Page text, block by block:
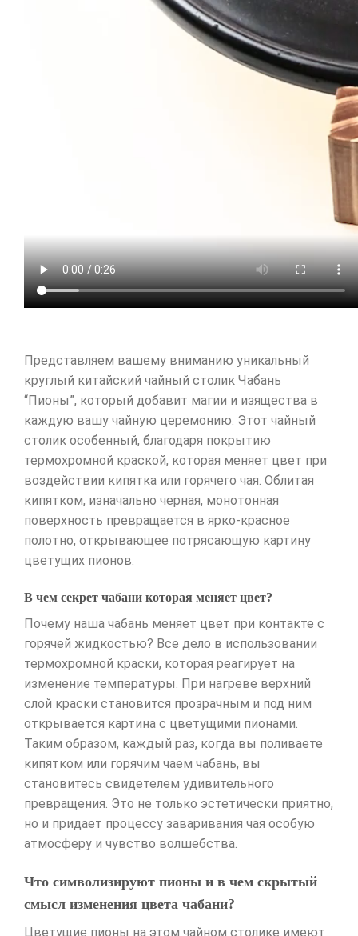
Представляем вашему вниманию уникальный
круглый китайский чайный столик Чабань
“Пионы”, который добавит магии и изящества в
каждую вашу чайную церемонию. Этот чайный
столик особенный, благодаря покрытию
термохромной краской, которая меняет цвет при
воздействии кипятка или горячего чая. Облитая
кипятком, изначально черная, монотонная
поверхность превращается в ярко-красное
полотно, открывающее потрясающую картину
цветущих пионов.
В чем секрет чабани которая меняет цвет?
Почему наша чабань меняет цвет при контакте с
горячей жидкостью? Все дело в использовании
термохромной краски, которая реагирует на
изменение температуры. При нагреве верхний
слой краски становится прозрачным и под ним
открывается картина с цветущими пионами.
Таким образом, каждый раз, когда вы поливаете
кипятком или горячим чаем чабань, вы
становитесь свидетелем удивительного
превращения. Это не только эстетически приятно,
но и придает процессу заваривания чая особую
атмосферу и чувство волшебства.
Что символизируют пионы и в чем скрытый
смысл изменения цвета чабани?
Цветущие пионы на этом чайном столике имеют